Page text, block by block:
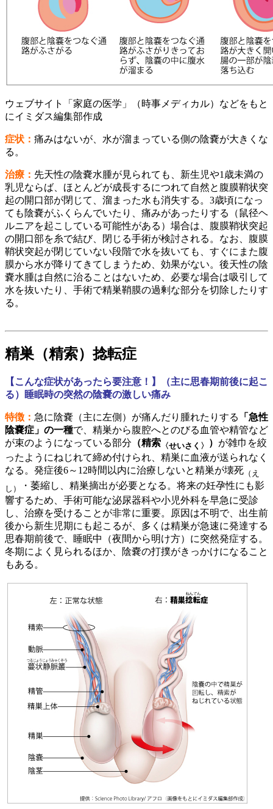
ウェブサイト「家庭の医学」（時事メディカル）などをもと
にイミダス編集部作成
症状： 痛みはないが、水が溜まっている側の陰嚢が大きくな
る。
治療： 先天性の陰嚢水腫が見られても、新生児や1歳未満の
乳児ならば、ほとんどが成長するにつれて自然と腹膜鞘状突
起の開口部が閉じて、溜まった水も消失する。3歳頃になっ
ても陰嚢がふくらんでいたり、痛みがあったりする（鼠径ヘ
ルニアを起こしている可能性がある）場合は、腹膜鞘状突起
の開口部を糸で結び、閉じる手術が検討される。なお、腹膜
鞘状突起が閉じていない段階で水を抜いても、すぐにまた腹
膜から水が降りてきてしまうため、効果がない。後天性の陰
嚢水腫は自然に治ることはないため、必要な場合は吸引して
水を抜いたり、手術で精巣鞘膜の過剰な部分を切除したりす
る。
精巣（精索）捻転症
【こんな症状があったら要注意！】（主に思春期前後に起こ
る）睡眠時の突然の陰嚢の激しい痛み
特徴： 急に陰嚢（主に左側）が痛んだり腫れたりする
「急性
陰嚢症」の一種で、精巣から腹腔へとのびる血管や精管など
が束のようになっている部分 （精索 〈せいさく〉 ） が雑巾を絞
ったようにねじれて締め付けられ、精巣に血液が送られなく
なる。発症後6～12時間以内に治療しないと精巣が壊死 （え
し）
・萎縮し、精巣摘出が必要となる。将来の妊孕性にも影
響するため、手術可能な泌尿器科や小児外科を早急に受診
し、治療を受けることが非常に重要。原因は不明で、出生前
後から新生児期にも起こるが、多くは精巣が急速に発達する
思春期前後で、睡眠中（夜間から明け方）に突然発症する。
冬期によく見られるほか、陰嚢の打撲がきっかけになること
もある。